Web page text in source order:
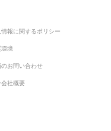
情報に関するポリシー
境
のお問い合わせ
会社概要